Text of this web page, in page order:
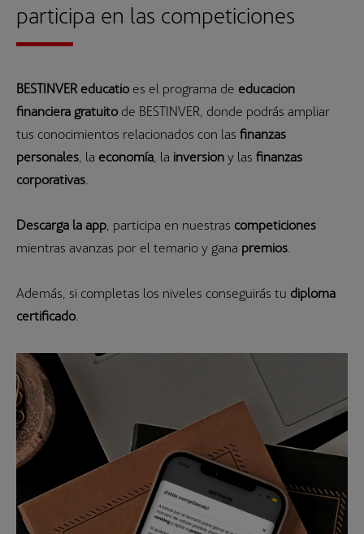
participa en las competiciones
BESTINVER educatio es el programa de educación
financiera gratuito de BESTINVER, donde podrás ampliar
tus conocimientos relacionados con las finanzas
personales, la economía, la inversióny las finanzas
corporativas.
Descarga la app, participa en nuestras competiciones
mientras avanzas por el temario y gana premios.
Además, si completas los niveles conseguirás tu diploma
certificado.